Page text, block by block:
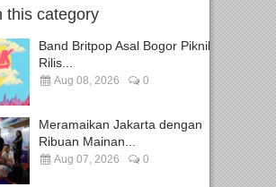
this category
Band Britpop Asal Bogor Piknik
Rilis...
Aug 08, 2026 0
Meramaikan Jakarta dengan
Ribuan Mainan...
Aug 07, 2026 0